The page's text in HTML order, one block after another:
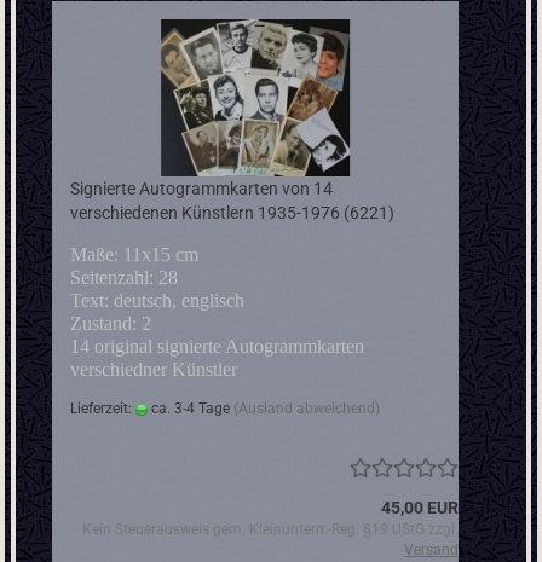
Signierte Autogrammkarten von 14
verschiedenen Künstlern 1935-1976 (6221)
Maße: 11x15 cm
Seitenzahl: 28
Text: deutsch, englisch
Zustand: 2
14 original signierte Autogrammkarten
verschiedner Künstler
Lieferzeit: ca. 3-4 Tage (Ausland abweichend)
45,00 EUR
Kein Steuerausweis gem. Kleinuntern.-Reg. §19 UStG zzgl.
Versand